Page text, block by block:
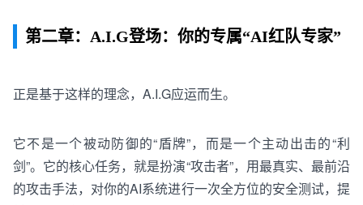
第二章：A.I.G登场：你的专属“AI红队专家”
正是基于这样的理念，A.I.G应运而生。
它不是一个被动防御的“盾牌”，而是一个主动出击的“利
剑”。它的核心任务，就是扮演“攻击者”，用最真实、最前沿
的攻击手法，对你的AI系统进行一次全方位的安全测试，提